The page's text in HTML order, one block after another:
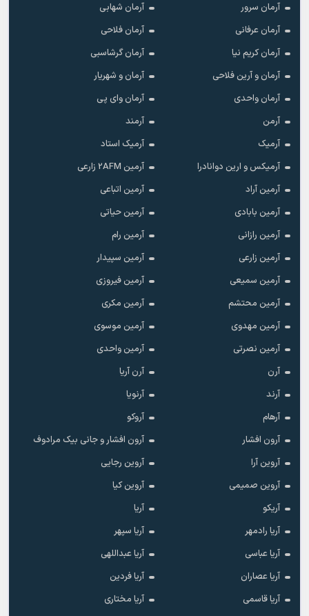
آرمان سرور
آرمان شهابی
آرمان عرفانی
آرمان فلاحی
آرمان کریم نیا
آرمان گرشاسبی
آرمان و آرین فلاحی
آرمان و شهریار
آرمان واحدی
آرمان وای پی
آرمن
آرمند
آرمیک
آرمیک استاد
آرمیکس و ارین دوانادرا
آرمین 2AFM زارعی
آرمین آراد
آرمین اتباعی
آرمین بابادی
آرمین حیاتی
آرمین رازانی
آرمین رام
آرمین زارعی
آرمین سپیدار
آرمین سمیعی
آرمین فیروزی
آرمین محتشم
آرمین مکری
آرمین مهدوی
آرمین موسوی
آرمین نصرتی
آرمین واحدی
آرن
آرن آریا
آرند
آرنویا
آرهام
آروکو
آرون افشار
آرون افشار و جانی بیک مرادوف
آروین آرا
آروین رجایی
آروین صمیمی
آروین کیا
آریکو
آریا
آریا رادمهر
آریا سپهر
آریا عباسی
آریا عبداللهی
آریا عصاران
آریا فردین
آریا قاسمی
آریا مختاری